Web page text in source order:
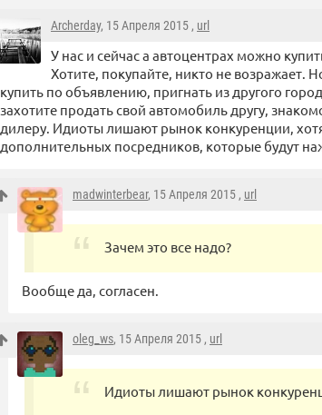
Archerday, 15 Апреля 2015 , url
У нас и сейчас а автоцентрах можно
Хотите, покупайте, никто не возражает.
купить по объявлению, пригнать из другого
захотите продать свой автомобиль другу,
дилеру. Идиоты лишают рынок конкуренции,
дополнительных посредников, которые будут
madwinterbear, 15 Апреля 2015 , url
Зачем это все надо?
Вообще да, согласен.
oleg_ws, 15 Апреля 2015 , url
Идиоты лишают рынок